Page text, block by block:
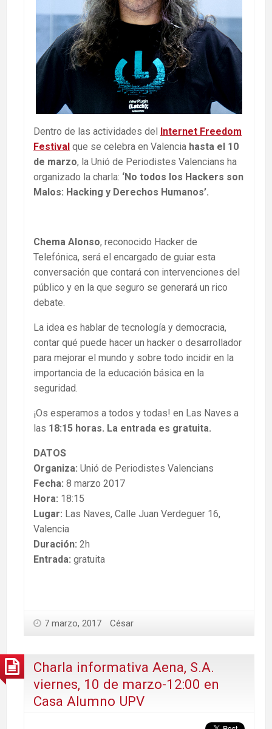
Dentro de las actividades del Internet Freedom
Festival que se celebra en Valencia hasta el 10
de marzo, la Unió de Periodistes Valencians ha
organizado la charla: ‘No todos los Hackers son
Malos: Hacking y Derechos Humanos’.
Chema Alonso, reconocido Hacker de
Telefónica, será el encargado de guiar esta
conversación que contará con intervenciones del
público y en la que seguro se generará un rico
debate.
La idea es hablar de tecnología y democracia,
contar qué puede hacer un hacker o desarrollador
para mejorar el mundo y sobre todo incidir en la
importancia de la educación básica en la
seguridad.
¡Os esperamos a todos y todas! en Las Naves a
las 18:15 horas. La entrada es gratuita.
DATOS
Organiza: Unió de Periodistes Valencians
Fecha: 8 marzo 2017
Hora: 18:15
Lugar: Las Naves, Calle Juan Verdeguer 16,
Valencia
Duración: 2h
Entrada: gratuita
7 marzo, 2017 César
Charla informativa Aena, S.A.
viernes, 10 de marzo-12:00 en
Casa Alumno UPV